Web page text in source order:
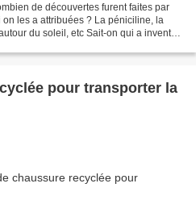
de découvertes furent faites par
les a attribuées ? La péniciline, la
du soleil, etc Sait-on qui a inventé
pour transporter la